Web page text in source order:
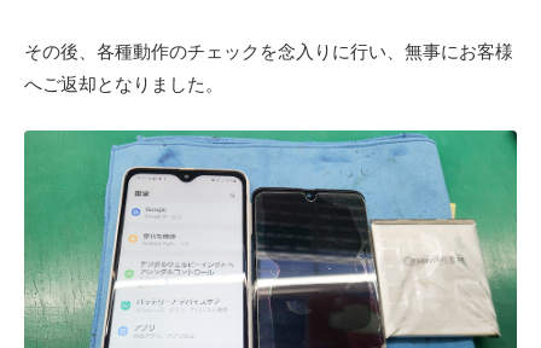
その後、各種動作のチェックを念入りに行い、無事にお客様
へご返却となりました。